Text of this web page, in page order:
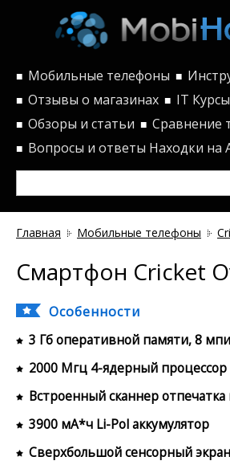
■ Мобильные телефоны ■
■ Отзывы о магазинах ■ IT Курсы
■ Обзоры и статьи ■ Сравнение
■ Вопросы и ответы Находки на
Главная Мобильные телефоны
Смартфон Cricket
Особенности
3 Гб оперативной памяти, 8
2000 Мгц 4-ядерный процессор
Встроенный сканнер отпечатка
3900 мА*ч Li-Pol аккумулятор
Сверхбольшой сенсорный